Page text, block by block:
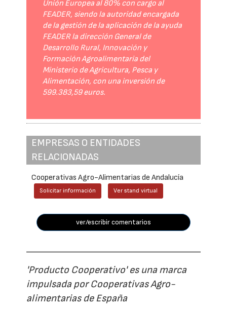
Unión Europea al 80% con cargo al
FEADER, siendo la autoridad encargada
de la gestión de la aplicación de la ayuda
FEADER la dirección General de
Desarrollo Rural, Innovación y
Formación Agroalimentaria del
Ministerio de Agricultura, Pesca y
Alimentación, con una inversión de
599.383,59 euros.
EMPRESAS O ENTIDADES
RELACIONADAS
Cooperativas Agro-Alimentarias de Andalucía
Solicitar información Ver stand virtual
ver/escribir comentarios
'Producto Cooperativo' es una marca
impulsada por Cooperativas Agro-
alimentarias de España